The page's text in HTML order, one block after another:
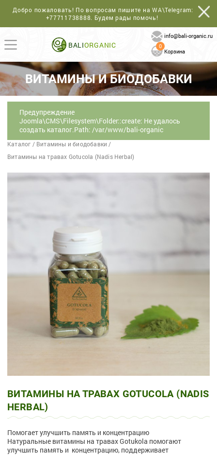
Добро пожаловать! По вопросам пишите на WA\Telegram:
+77711738888. Будем рады помочь!
BALIORGANIC
info@bali-organic.ru
0
Корзина
ВИТАМИНЫ И БИОДОБАВКИ
Предупреждение
Joomla\CMS\Filesystem\Folder::create: Не удалось
создать каталог.Path: /var/www/bali-organic
Каталог / Витамины и биодобавки /
Витамины на травах Gotucola (Nadis Herbal)
ВИТАМИНЫ НА ТРАВАХ GOTUCOLA (NADIS
HERBAL)
Помогает улучшить память и концентрацию
Натуральные витамины на травах Gotukola помогают
улучшить память и концентрацию, поддерживает